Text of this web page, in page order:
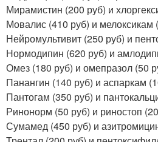
Мирамистин (200 руб) и
Мовалис (410 руб) и мелоксикам
Нейромультивит (250 руб) и
Нормодипин (620 руб) и
Омез (180 руб) и омепразол (50
Панангин (140 руб) и аспаркам
Пантогам (350 руб) и
Ринонорм (50 руб) и риностоп
Сумамед (450 руб) и